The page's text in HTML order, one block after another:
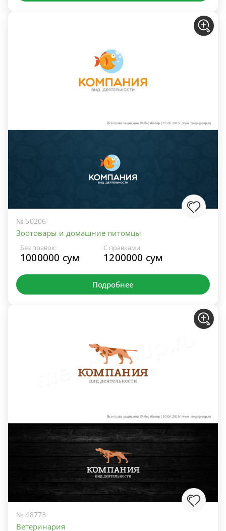
№ 50206
Зоотовары и домашние питомцы
Без правок:
1000000 сум
С правками:
1200000 сум
Подробнее
№ 48773
Ветеринария